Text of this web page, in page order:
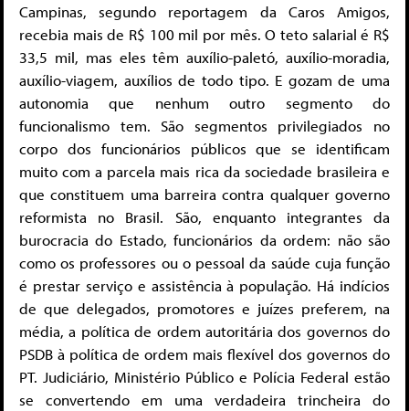
Campinas, segundo reportagem da Caros Amigos,
recebia mais de R$ 100 mil por mês. O teto salarial é R$
33,5 mil, mas eles têm auxílio-paletó, auxílio-moradia,
auxílio-viagem, auxílios de todo tipo. E gozam de uma
autonomia que nenhum outro segmento do
funcionalismo tem. São segmentos privilegiados no
corpo dos funcionários públicos que se identificam
muito com a parcela mais rica da sociedade brasileira e
que constituem uma barreira contra qualquer governo
reformista no Brasil. São, enquanto integrantes da
burocracia do Estado, funcionários da ordem: não são
como os professores ou o pessoal da saúde cuja função
é prestar serviço e assistência à população. Há indícios
de que delegados, promotores e juízes preferem, na
média, a política de ordem autoritária dos governos do
PSDB à política de ordem mais flexível dos governos do
PT. Judiciário, Ministério Público e Polícia Federal estão
se convertendo em uma verdadeira trincheira do